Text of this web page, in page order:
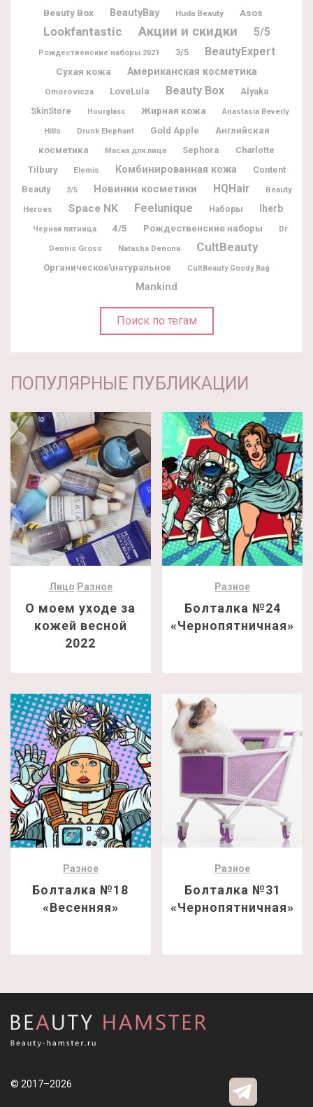
Beauty Box
BeautyBay Huda Beauty Asos
Lookfantastic Акции и скидки 5/5
Рождественские наборы 2021 3/5 BeautyExpert
Сухая кожа Американская косметика
Omorovicza LoveLula Beauty Box Alyaka
SkinStore Hourglass Жирная кожа Anastasia Beverly
Hills Drunk Elephant Gold Apple
Английская
косметика
Маска для лица Sephora
Charlotte
Tilbury
Elemis Комбинированная кожа
Content
Beauty
2/5 Новинки косметики HQHair
Beauty
Heroes
Space NK Feelunique Наборы Iherb
Черная пятница 4/5 Рождественские наборы
Dr
Dennis Gross
Natasha Denona CultBeauty
Органическое\натуральное CultBeauty Goody Bag
Mankind
Поиск по тегам
ПОПУЛЯРНЫЕ ПУБЛИКАЦИИ
Лицо Разное
О моем уходе за
кожей весной
2022
Разное
Болталка №24
«Чернопятничная»
Разное
Болталка №18
«Весенняя»
Разное
Болталка №31
«Чернопятничная»
© 2017–2026